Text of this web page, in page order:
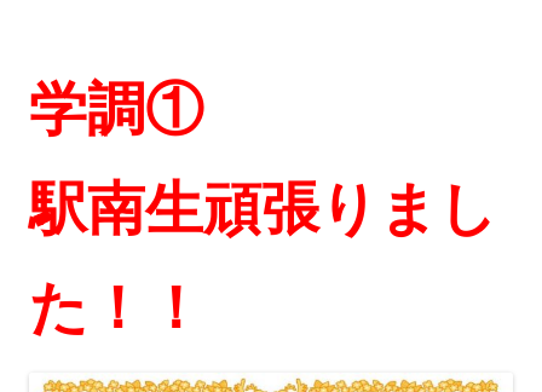
学調①
駅南生頑張りまし
た！！